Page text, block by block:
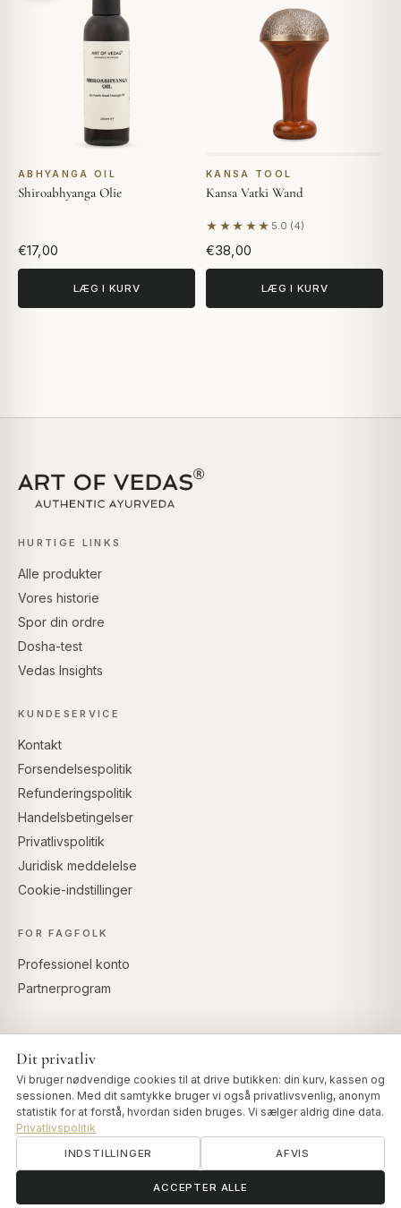
ABHYANGA OIL
Shiroabhyanga Olie
€17,00
LÆG I KURV
KANSA TOOL
Kansa Vatki Wand
★★★★★ 5.0 (4)
Baseret på 4 anmeldelser
€38,00
LÆG I KURV
HURTIGE LINKS
Alle produkter
Vores historie
Spor din ordre
Dosha-test
Vedas Insights
KUNDESERVICE
Kontakt
Forsendelsespolitik
Refunderingspolitik
Handelsbetingelser
Privatlivspolitik
Juridisk meddelelse
Cookie-indstillinger
FOR FAGFOLK
Professionel konto
Partnerprogram
info@artofvedas.com
Dit privatliv
Vi bruger nødvendige cookies til at drive butikken: din kurv, kassen og
sessionen. Med dit samtykke bruger vi også privatlivsvenlig, anonym
statistik for at forstå, hvordan siden bruges. Vi sælger aldrig dine data.
Privatlivspolitik
INDSTILLINGER AFVIS
ACCEPTER ALLE